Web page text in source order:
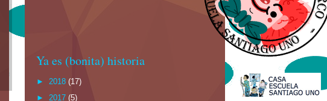
Ya es (bonita) historia
► 2018 (17)
► 2017 (5)